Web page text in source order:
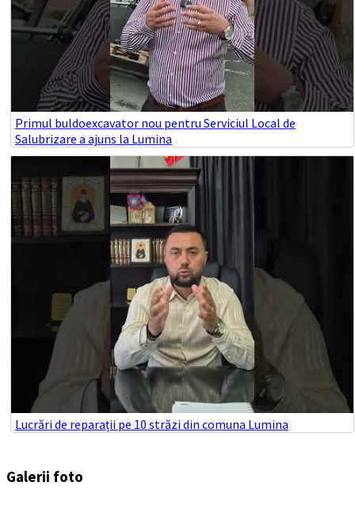
Primul buldoexcavator nou pentru Serviciul Local de
Salubrizare a ajuns la Lumina
Lucrări de reparații pe 10 străzi din comuna Lumina
Galerii foto